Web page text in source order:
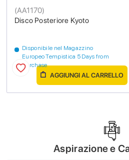
Disco Posteriore Kyoto
(AA1170)
Disponibile nel Magazzino
Europeo Tempistica 5 Days from
purchase
AGGIUNGI AL CARRELLO
Aspirazione e